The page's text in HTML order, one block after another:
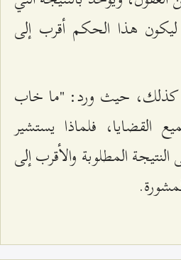
هذا الحكم أقرب إلى
كذلك، حيث ورد: "ما خاب
القضايا، فلماذا يستشير
المطلوبة والأقرب إلى